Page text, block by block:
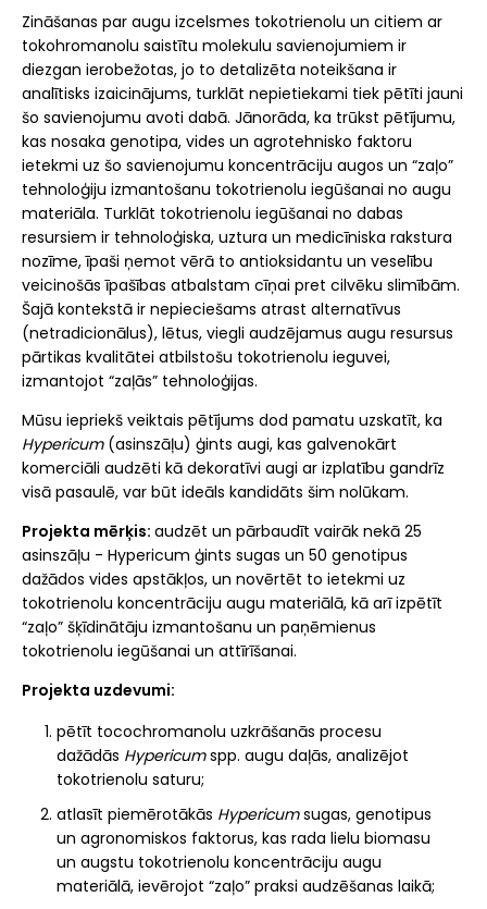
Zināšanas par augu izcelsmes tokotrienolu un citiem ar
tokohromanolu saistītu molekulu savienojumiem ir
diezgan ierobežotas, jo to detalizēta noteikšana ir
analītisks izaicinājums, turklāt nepietiekami tiek pētīti jauni
šo savienojumu avoti dabā. Jānorāda, ka trūkst pētījumu,
kas nosaka genotipa, vides un agrotehnisko faktoru
ietekmi uz šo savienojumu koncentrāciju augos un “zaļo”
tehnoloģiju izmantošanu tokotrienolu iegūšanai no augu
materiāla. Turklāt tokotrienolu iegūšanai no dabas
resursiem ir tehnoloģiska, uztura un medicīniska rakstura
nozīme, īpaši ņemot vērā to antioksidantu un veselību
veicinošās īpašības atbalstam cīņai pret cilvēku slimībām.
Šajā kontekstā ir nepieciešams atrast alternatīvus
(netradicionālus), lētus, viegli audzējamus augu resursus
pārtikas kvalitātei atbilstošu tokotrienolu ieguvei,
izmantojot “zaļās” tehnoloģijas.
Mūsu iepriekš veiktais pētījums dod pamatu uzskatīt, ka
Hypericum(asinszāļu) ģints augi, kas galvenokārt
komerciāli audzēti kā dekoratīvi augi ar izplatību gandrīz
visā pasaulē, var būt ideāls kandidāts šim nolūkam.
Projekta mērķis: audzēt un pārbaudīt vairāk nekā 25
asinszāļu - Hypericum ģints sugas un 50 genotipus
dažādos vides apstākļos, un novērtēt to ietekmi uz
tokotrienolu koncentrāciju augu materiālā, kā arī izpētīt
“zaļo” šķīdinātāju izmantošanu un paņēmienus
tokotrienolu iegūšanai un attīrīšanai.
Projekta uzdevumi:
pētīt tocochromanolu uzkrāšanās procesu
dažādās Hypericumspp. augu daļās, analizējot
tokotrienolu saturu;
atlasīt piemērotākās Hypericumsugas, genotipus
un agronomiskos faktorus, kas rada lielu biomasu
un augstu tokotrienolu koncentrāciju augu
materiālā, ievērojot “zaļo” praksi audzēšanas laikā;